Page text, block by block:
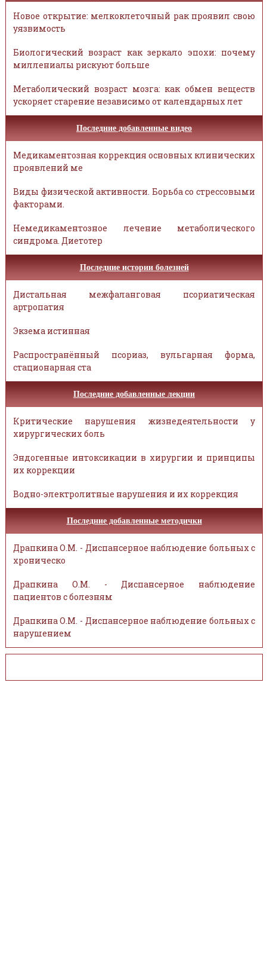
Новое открытие: мелкоклеточный рак проявил свою
уязвимость
Биологический возраст как зеркало эпохи: почему
миллениалы рискуют больше
Метаболический возраст мозга: как обмен веществ
ускоряет старение независимо от календарных лет
Последние добавленные видео
Медикаментозная коррекция основных клинических
проявлений ме
Виды физической активности. Борьба со стрессовыми
факторами.
Немедикаментозное лечение метаболического
синдрома. Диетотер
Последние истории болезней
Дистальная межфаланговая псориатическая
артропатия
Экзема истинная
Распространённый псориаз, вульгарная форма,
стационарная ста
Последние добавленные лекции
Критические нарушения жизнедеятельности у
хирургических боль
Эндогенные интоксикации в хирургии и принципы
их коррекции
Водно-электролитные нарушения и их коррекция
Последние добавленные методички
Драпкина О.М. - Диспансерное наблюдение больных с
хроническо
Драпкина О.М. - Диспансерное наблюдение
пациентов с болезням
Драпкина О.М. - Диспансерное наблюдение больных с
нарушением